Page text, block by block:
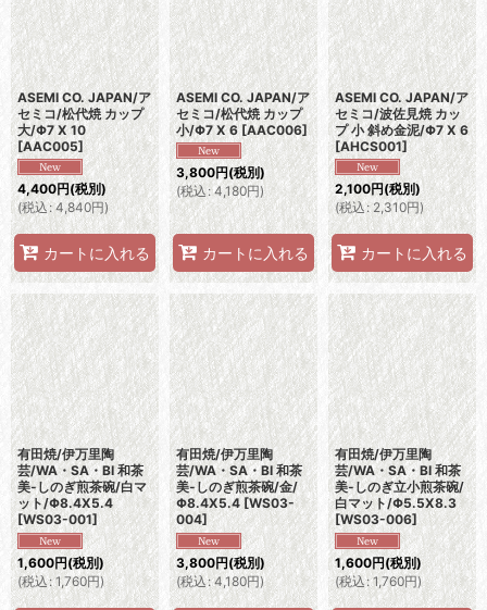
ASEMI CO. JAPAN/ア
セミコ/松代焼 カップ
大/Φ7 X 10
[AAC005]
4,400円(税別)
(税込: 4,840円)
カートに入れる
ASEMI CO. JAPAN/ア
セミコ/松代焼 カップ
小/Φ7 X 6 [AAC006]
3,800円(税別)
(税込 : 4,180円)
カートに入れる
ASEMI CO. JAPAN/ア
セミコ/波佐見焼 カッ
プ 小 斜め金泥/Φ7 X 6
[AHCS001]
2,100円(税別)
(税込: 2,310円)
カートに入れる
有田焼/伊万里陶
芸/WA・SA・BI 和茶
美-しのぎ煎茶碗/白マ
ット/Φ8.4X5.4
[WS03-001]
1,600円(税別)
(税込: 1,760円)
有田焼/伊万里陶
芸/WA・SA・BI 和茶
美-しのぎ煎茶碗/金/
Φ8.4X5.4 [WS03-
004]
3,800円(税別)
(税込: 4,180円)
有田焼/伊万里陶
芸/WA・SA・BI 和茶
美-しのぎ立小煎茶碗/
白マット/Φ5.5X8.3
[WS03-006]
1,600円(税別)
(税込: 1,760円)